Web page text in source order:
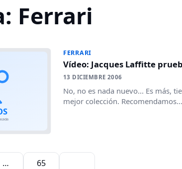
Ferrari
FERRARI
Vídeo: Jacques Laffitte
13 DICIEMBRE 2006
No, no es nada nuevo... Es más,
mejor colección. Recomendamos...
… 65